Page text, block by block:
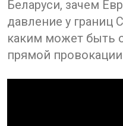
Беларуси, зачем
давление у границ
каким может быть
прямой провокации